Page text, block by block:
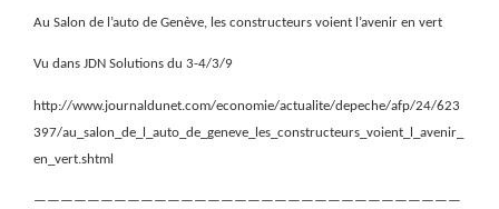
Au Salon de l’auto de Genève, les constructeurs voient l’avenir en vert
Vu dans JDN Solutions du 3-4/3/9
http://www.journaldunet.com/economie/actualite/depeche/afp/24/623
397/au_salon_de_l_auto_de_geneve_les_constructeurs_voient_l_avenir_
en_vert.shtml
————————————————————————————————